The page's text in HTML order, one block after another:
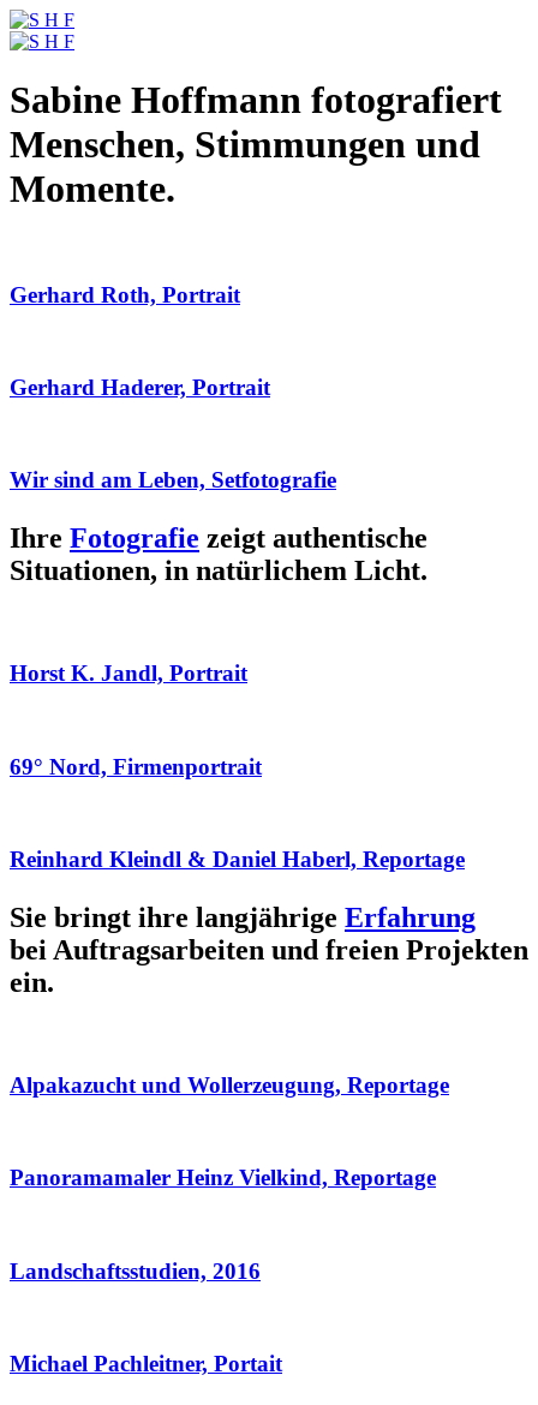
Sabine Hoffmann fotografiert
Menschen, Stimmungen und
Momente.
Gerhard Roth, Portrait
Gerhard Haderer, Portrait
Wir sind am Leben, Setfotografie
Ihre Fotografie zeigt authentische
Situationen, in natürlichem Licht.
Horst K. Jandl, Portrait
69° Nord, Firmenportrait
Reinhard Kleindl & Daniel Haberl, Reportage
Sie bringt ihre langjährige Erfahrung
bei Auftragsarbeiten und freien Projekten
ein.
Alpakazucht und Wollerzeugung, Reportage
Panoramamaler Heinz Vielkind, Reportage
Landschaftsstudien, 2016
Michael Pachleitner, Portait